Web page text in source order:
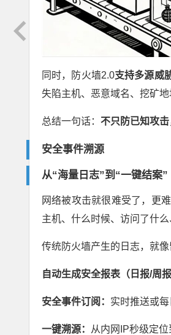
同时，防火墙2.0支持多源威
失陷主机、恶意域名、挖矿地
总结一句话： 不只防已知攻击
安全事件溯源
从“海量日志”到“一键结案”
网络被攻击就很难受了，更
主机、什么时候、访问了什么
传统防火墙产生的日志，就像
自动生成安全报表（日报/周报
安全事件订阅： 实时推送或
一键溯源： 从内网IP秒级定